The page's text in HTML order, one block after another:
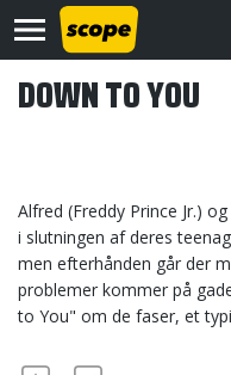
Om
Scope
DOWN TO YOU
Alfred (Freddy Prince Jr.)
i slutningen af deres
men efterhånden går der
problemer kommer på
to You" om de faser, et